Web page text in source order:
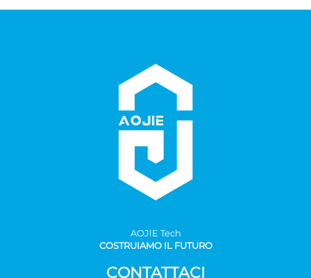
AOJlE Tech
COSTRUIAMO IL FUTURO
CONTATTACI